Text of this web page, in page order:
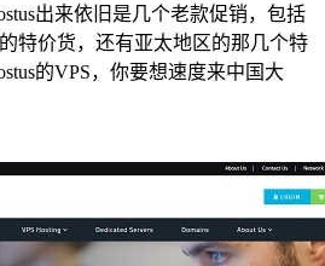
出来依旧是几个老款促销，包括
特价货，还有亚太地区的那几个特
的VPS，你要想速度来中国大